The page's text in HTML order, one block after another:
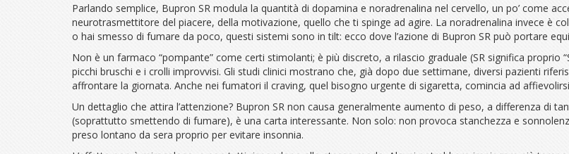
Parlando semplice, Bupron SR modula la quantità di dopamina e noradrenalina nel cervello, un po’ come
neurotrasmettitore del piacere, della motivazione, quello che ti spinge ad agire. La noradrenalina invece è
o hai smesso di fumare da poco, questi sistemi sono in tilt: ecco dove l’azione di Bupron SR può portare
Non è un farmaco “pompante” come certi stimolanti; è più discreto, a rilascio graduale (SR significa proprio
picchi bruschi e i crolli improvvisi. Gli studi clinici mostrano che, già dopo due settimane, diversi pazienti
affrontare la giornata. Anche nei fumatori il craving, quel bisogno urgente di sigaretta, comincia ad
Un dettaglio che attira l’attenzione? Bupron SR non causa generalmente aumento di peso, a differenza di
(soprattutto smettendo di fumare), è una carta interessante. Non solo: non provoca stanchezza e
preso lontano da sera proprio per evitare insonnia.